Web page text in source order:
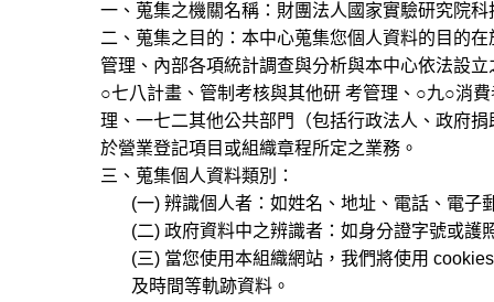
一、蒐集之機關名稱：財團法人國家實驗研究院
二、蒐集之目的：本中心蒐集您個人資料的目的
管理、內部各項統計調查與分析與本中心依法設
○七八計畫、管制考核與其他研 考管理、○九○消
理、一七二其他公共部門（包括行政法人、政府
於營業登記項目或組織章程所定之業務。
三、蒐集個人資料類別：
(一) 辨識個人者：如姓名、地址、電話、電子
(二) 政府資料中之辨識者：如身分證字號或護
(三) 當您使用本組織網站，我們將使用 cookies
及時間等軌跡資料。